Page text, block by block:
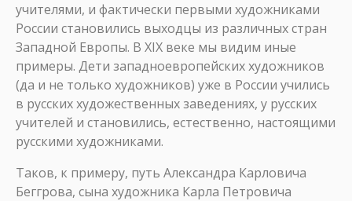
учителями, и фактически первыми художниками
России становились выходцы из различных стран
Западной Европы. В XIX веке мы видим иные
примеры. Дети западноевропейских художников
(да и не только художников) уже в России учились
в русских художественных заведениях, у русских
учителей и становились, естественно, настоящими
русскими художниками.
Таков, к примеру, путь Александра Карловича
Беггрова, сына художника Карла Петровича